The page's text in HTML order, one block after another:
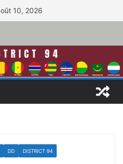
10, 2026
DD DISTRICT 94